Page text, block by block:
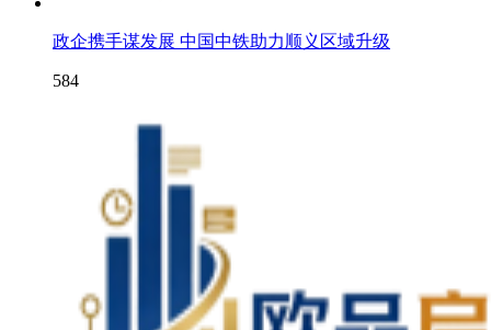
政企携手谋发展 中国中铁助力顺义区域升级
584